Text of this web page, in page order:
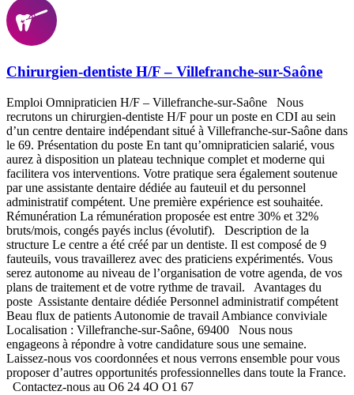
Chirurgien-dentiste H/F – Villefranche-sur-Saône
Emploi Omnipraticien H/F – Villefranche-sur-Saône Nous
recrutons un chirurgien-dentiste H/F pour un poste en CDI au sein
d’un centre dentaire indépendant situé à Villefranche-sur-Saône dans
le 69. Présentation du poste En tant qu’omnipraticien salarié, vous
aurez à disposition un plateau technique complet et moderne qui
facilitera vos interventions. Votre pratique sera également soutenue
par une assistante dentaire dédiée au fauteuil et du personnel
administratif compétent. Une première expérience est souhaitée.
Rémunération La rémunération proposée est entre 30% et 32%
bruts/mois, congés payés inclus (évolutif). Description de la
structure Le centre a été créé par un dentiste. Il est composé de 9
fauteuils, vous travaillerez avec des praticiens expérimentés. Vous
serez autonome au niveau de l’organisation de votre agenda, de vos
plans de traitement et de votre rythme de travail. Avantages du
poste Assistante dentaire dédiée Personnel administratif compétent
Beau flux de patients Autonomie de travail Ambiance conviviale
Localisation : Villefranche-sur-Saône, 69400 Nous nous
engageons à répondre à votre candidature sous une semaine.
Laissez-nous vos coordonnées et nous verrons ensemble pour vous
proposer d’autres opportunités professionnelles dans toute la France.
Contactez-nous au O6 24 4O O1 67